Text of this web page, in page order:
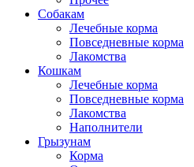
Собакам
Лечебные корма
Повседневные корма
Лакомства
Кошкам
Лечебные корма
Повседневные корма
Лакомства
Наполнители
Грызунам
Корма